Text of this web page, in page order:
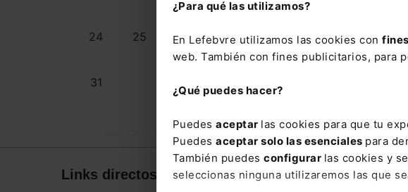
¿Para qué las utilizamos?
En Lefebvre utilizamos las cookies con
web. También con fines publicitarios, para
¿Qué puedes hacer?
Puedes aceptar las cookies para que tu
Puedes aceptar solo las esenciales para
También puedes configurar las cookies y
seleccionas ninguna utilizaremos las que
24 25 26 27 28 29 30
31
Links directos Corporativo